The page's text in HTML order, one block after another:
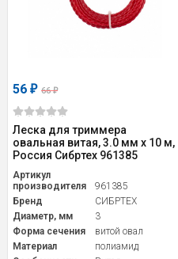
56 ₽ 66₽
Леска для триммера
овальная витая, 3.0 мм х 10 м,
Россия Сибртех 961385
Артикул
производителя
961385
Бренд
СИБРТЕХ
Диаметр, мм
3
Форма сечения
витой овал
Материал
полиамид